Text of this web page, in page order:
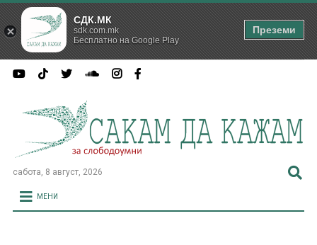
сабота, 8 август, 2026
МЕНИ
СДК.МК
sdk.com.mk
Бесплатно на Google Play
Преземи